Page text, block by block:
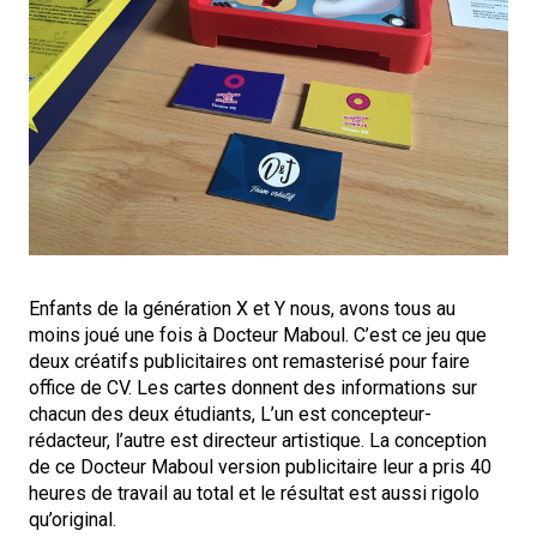
Enfants de la génération X et Y nous, avons tous au
moins joué une fois à Docteur Maboul. C’est ce jeu que
deux créatifs publicitaires ont remasterisé pour faire
office de CV. Les cartes donnent des informations sur
chacun des deux étudiants, L’un est concepteur-
rédacteur, l’autre est directeur artistique. La conception
de ce Docteur Maboul version publicitaire leur a pris 40
heures de travail au total et le résultat est aussi rigolo
qu’original.